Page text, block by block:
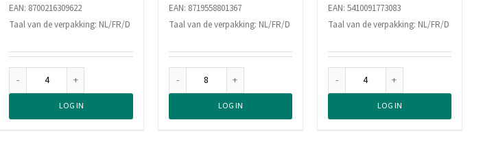
EAN: 8700216309622
Taal van de verpakking: NL/FR/D
Dash
PodsLOG IN
EAN: 8719558801367
Taal van de verpakking: NL/FR/D
Dreft
Normaal
LOG IN
EAN: 5410091773083
Taal van de verpakking: NL/FR/D
Fleuril
BlackLOG IN